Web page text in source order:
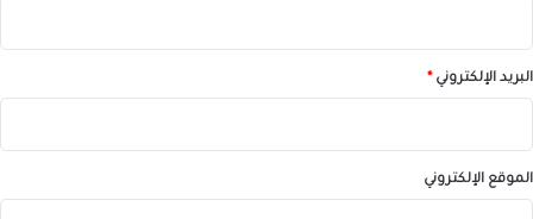
البريد الإلكتروني*
الموقع الإلكتروني